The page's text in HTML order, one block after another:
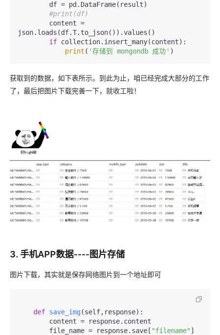
#print(df)
json.loads(df.T.to_json()).values()
if collection.insert_many(content):
print ( '存储到 mongondb 成功' )
获取到的数据，如下表所示。到此为止，咱已经完成大部分的工作
了，最后把图片下载完善一下，就收工啦！
3. 手机APP数据----图片存储
图片下载，其实就是保存网络图片到一个地址即可
def save_img (self,response):
        file_name = response.save[
"filename" ]